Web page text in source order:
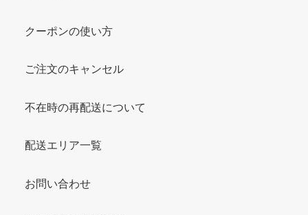
クーポンの使い方
ご注文のキャンセル
不在時の再配送について
配送エリア一覧
お問い合わせ